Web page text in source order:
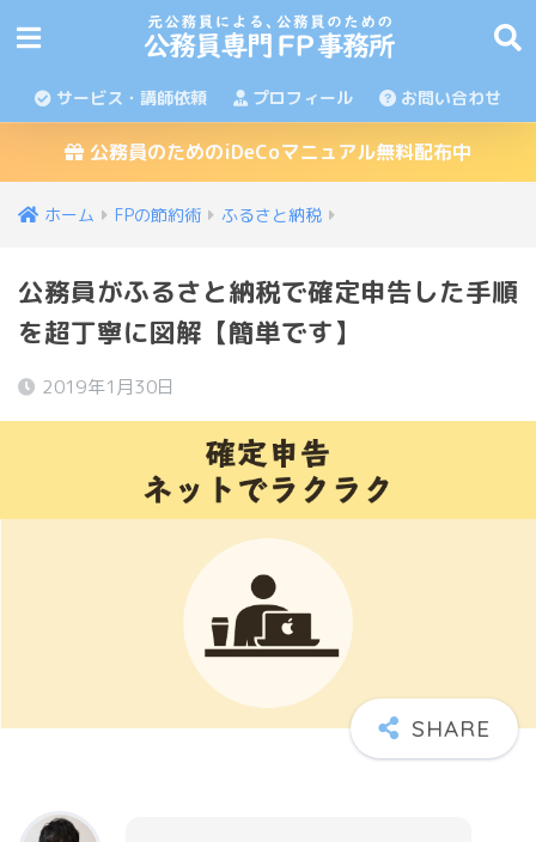
サービス・講師依頼 プロフィール お問い合わせ
公務員のためのiDeCoマニュアル無料配布中
ホーム FPの節約術 ふるさと納税
公務員がふるさと納税で確定申告した手順
を超丁寧に図解【簡単です】
2019年1月30日